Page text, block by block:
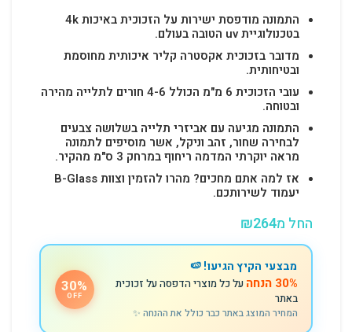
התמונה מודפסת ישירות על הזכוכית באיכות 4k
בטכנולוגיית uv הטובה בעולם.
מדובר בזכוכית אקסטרה קליר איכותית מחוסמת
ובטיחותית.
עובי הזכוכית 6 מ"מ הכולל 4-6 חורים לתלייה מהירה
ובטוחה.
התמונה מגיעה עם אביזרי תלייה בשלושה צבעים
לבחירה שחור, זהב וניקל, אשר מוסיפים לתמונה
מראה יוקרתי המדמה ריחוף במרחק 3 ס"מ מהקיר.
אז למה אתם מחכים? מהרו להזמין וצוות B-Glass
יעמוד לשירותכם.
החל מ ₪264
מבצעי הקיץ הגיעו! 🍉
30% הנחה
על כל מוצרי הדפסה על זכוכית
באתר
המחיר המוצג באתר כבר כולל את ההנחה ✨
30%
OFF